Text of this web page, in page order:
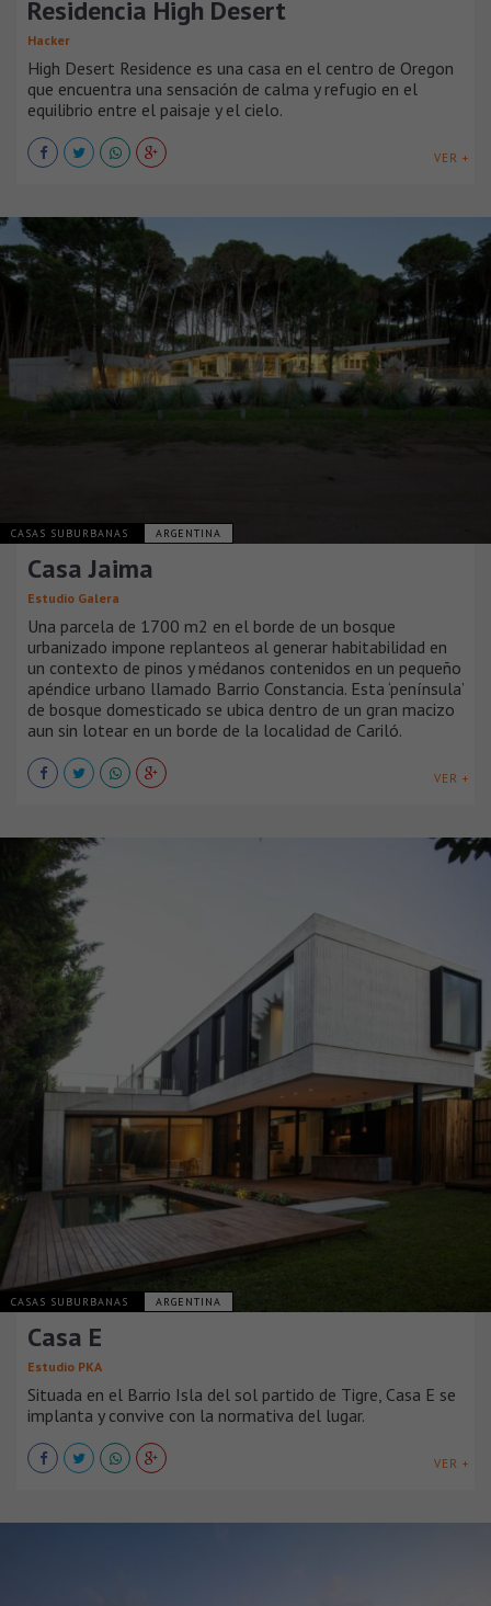
Residencia High Desert
Hacker
High Desert Residence es una casa en el centro de Oregon
que encuentra una sensación de calma y refugio en el
equilibrio entre el paisaje y el cielo.
VER +
CASAS SUBURBANAS ARGENTINA
Casa Jaima
Estudio Galera
Una parcela de 1700 m2 en el borde de un bosque
urbanizado impone replanteos al generar habitabilidad en
un contexto de pinos y médanos contenidos en un pequeño
apéndice urbano llamado Barrio Constancia. Esta ‘península’
de bosque domesticado se ubica dentro de un gran macizo
aun sin lotear en un borde de la localidad de Cariló.
VER +
CASAS SUBURBANAS ARGENTINA
Casa E
Estudio PKA
Situada en el Barrio Isla del sol partido de Tigre, Casa E se
implanta y convive con la normativa del lugar.
VER +